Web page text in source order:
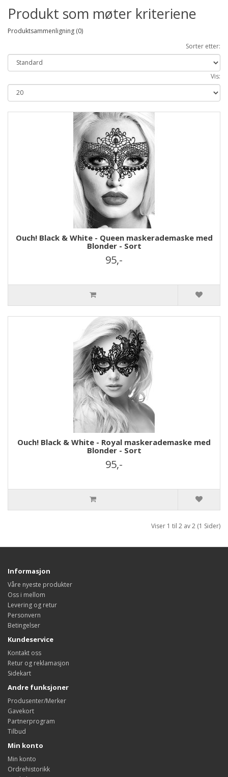
Produkt som møter kriteriene
Produktsammenligning (0)
Sorter etter:
Vis:
Ouch! Black & White - Queen maskerademaske med
Blonder - Sort
95,-
Ouch! Black & White - Royal maskerademaske med
Blonder - Sort
95,-
Viser 1 til 2 av 2 (1 Sider)
Informasjon
Våre nyeste produkter
Oss i mellom
Levering og retur
Personvern
Betingelser
Kundeservice
Kontakt oss
Retur og reklamasjon
Sidekart
Andre funksjoner
Produsenter/Merker
Gavekort
Partnerprogram
Tilbud
Min konto
Min konto
Ordrehistorikk